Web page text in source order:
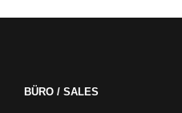
BÜRO / SALES